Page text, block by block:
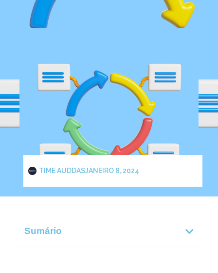
TIME AUDDASJANEIRO 8, 2024
Sumário